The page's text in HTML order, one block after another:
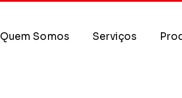
Quem Somos Serviços